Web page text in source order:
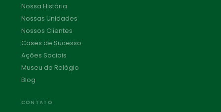
Nossa História
Nossas Unidades
Nossos Clientes
Cases de Sucesso
Ações Sociais
Museu do Relógio
Blog
CONTATO